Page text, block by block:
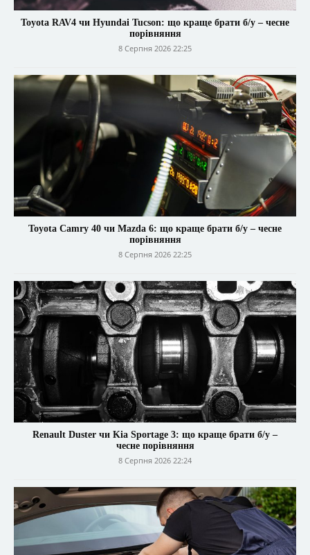
Toyota RAV4 чи Hyundai Tucson: що краще брати б/у – чесне
порівняння
8 Серпня 2026 22:25
Toyota Camry 40 чи Mazda 6: що краще брати б/у – чесне
порівняння
8 Серпня 2026 22:25
Renault Duster чи Kia Sportage 3: що краще брати б/у –
чесне порівняння
8 Серпня 2026 22:24